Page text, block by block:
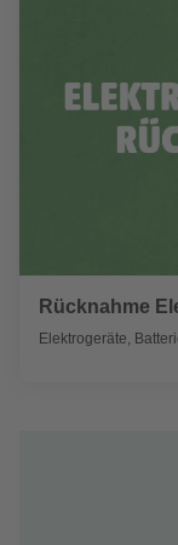
Rücknahme
Elektrogeräte,